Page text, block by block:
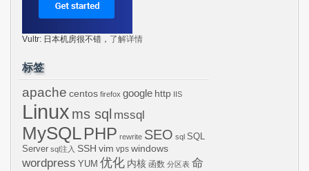
Vultr: 日本机房很不错， 了解详情
标签
apache centos firefox google http IIS
Linux ms sql mssql
MySQLPHP rewrite SEO sql SQL
Server sql注入 SSH vim vps windows
wordpress YUM 优化 内核 函数 分区表 命